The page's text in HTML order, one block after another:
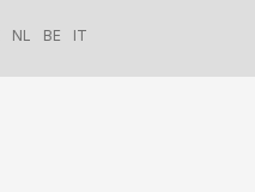
NL BE IT